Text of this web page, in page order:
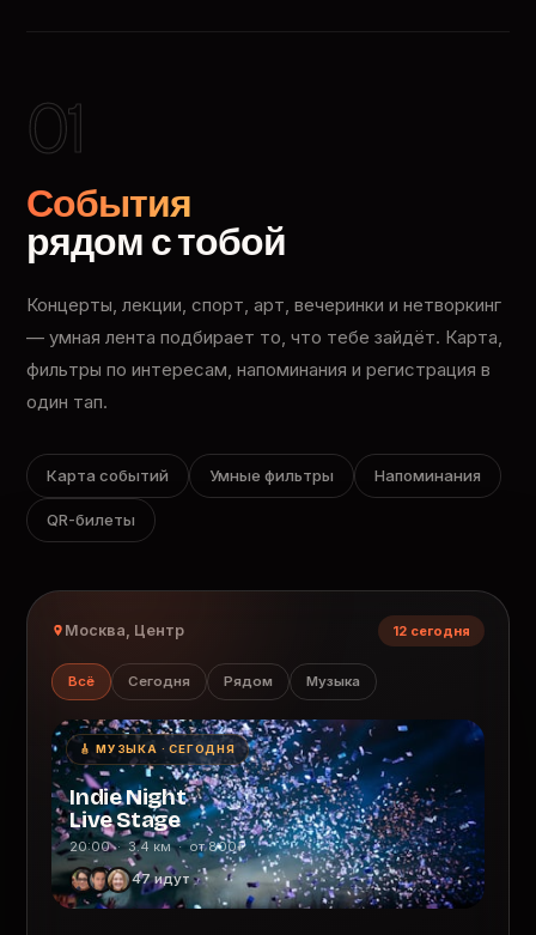
01
События
рядом с тобой
Концерты, лекции, спорт, арт, вечеринки и нетворкинг
— умная лента подбирает то, что тебе зайдёт. Карта,
фильтры по интересам, напоминания и регистрация в
один тап.
Карта событий Умные фильтры Напоминания
QR-билеты
Москва, Центр 12 сегодня
Всё Сегодня Рядом Музыка
🎸 МУЗЫКА · СЕГОДНЯ
Indie Night
Live Stage
20:00 · 3.4 км · от 800₽
47 идут